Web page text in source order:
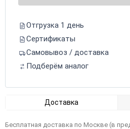
Отгрузка 1 день
Сертификаты
Самовывоз / доставка
Подберём аналог
Доставка
Бесплатная доставка по Москве (в